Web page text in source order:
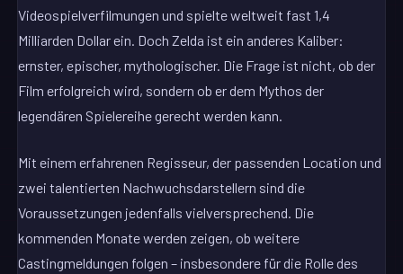
Videospielverfilmungen und spielte weltweit fast 1,4
Milliarden Dollar ein. Doch Zelda ist ein anderes Kaliber:
ernster, epischer, mythologischer. Die Frage ist nicht, ob der
Film erfolgreich wird, sondern ob er dem Mythos der
legendären Spielereihe gerecht werden kann.
Mit einem erfahrenen Regisseur, der passenden Location und
zwei talentierten Nachwuchsdarstellern sind die
Voraussetzungen jedenfalls vielversprechend. Die
kommenden Monate werden zeigen, ob weitere
Castingmeldungen folgen – insbesondere für die Rolle des